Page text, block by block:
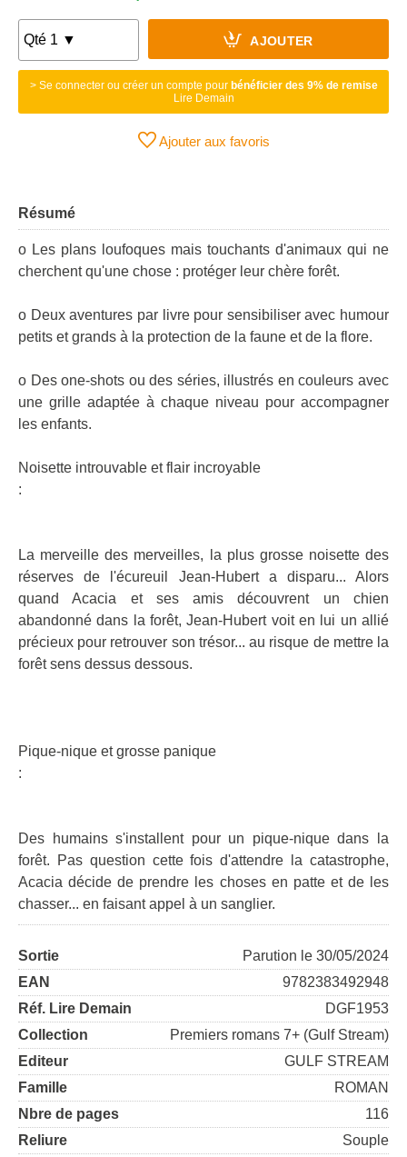
AJOUTER
> Se connecter ou créer un compte pour bénéficier des 9% de remise
Lire Demain
Ajouter aux favoris
Résumé
o Les plans loufoques mais touchants d'animaux qui ne
cherchent qu'une chose : protéger leur chère forêt.
o Deux aventures par livre pour sensibiliser avec humour
petits et grands à la protection de la faune et de la flore.
o Des one-shots ou des séries, illustrés en couleurs avec
une grille adaptée à chaque niveau pour accompagner
les enfants.
Noisette introuvable et flair incroyable
:
La merveille des merveilles, la plus grosse noisette des
réserves de l'écureuil Jean-Hubert a disparu... Alors
quand Acacia et ses amis découvrent un chien
abandonné dans la forêt, Jean-Hubert voit en lui un allié
précieux pour retrouver son trésor... au risque de mettre la
forêt sens dessus dessous.
Pique-nique et grosse panique
:
Des humains s'installent pour un pique-nique dans la
forêt. Pas question cette fois d'attendre la catastrophe,
Acacia décide de prendre les choses en patte et de les
chasser... en faisant appel à un sanglier.
Sortie
Parution le 30/05/2024
EAN
9782383492948
Réf. Lire Demain
DGF1953
Collection
Premiers romans 7+ (Gulf Stream)
Editeur
GULF STREAM
Famille
ROMAN
Nbre de pages
116
Reliure
Souple